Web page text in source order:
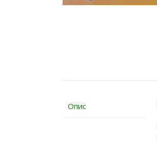
Опис